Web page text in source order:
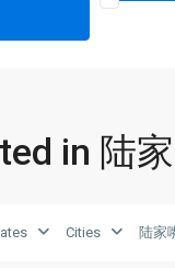
in 陆
Cities 陆家